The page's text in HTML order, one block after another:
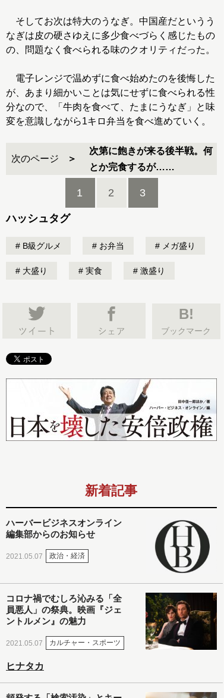
そしてお次は特大のうなぎ。中国産だというう
なぎは皮の硬さゆえに多少食べづらく感じたもの
の、問題なく食べられる味のクオリティだった。
電子レンジで温めずに食べ始めたのを後悔した
が、あまり細かいことは気にせずに食べられる性
分なので、「牛肉を食べて、たまにうなぎ」と味
変を意識しながら1キロ弁当を食べ進めていく。
次のページ
次第に飽きが来る後半戦。何
とか完食するが……
1 2 3
ハッシュタグ
B級グルメ お弁当 メガ盛り
大盛り 実食 激盛り
B!
ブックマーク
新着記事
ハーバービジネスオンライン
編集部からのお知らせ
2021.05.07 政治・経済
コロナ禍でむしろ沁みる「全
員悪人」の祭典。映画『ジェ
ントルメン』の魅力
2021.05.07 カルチャー・スポーツ
ヒナタカ